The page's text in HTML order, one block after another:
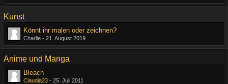
Kunst
Könnt ihr malen oder zeichnen?
Charlie - 21. August 2019
Anime und Manga
Bleach
Claudia23 - 25. Juli 2011